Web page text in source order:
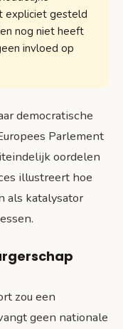
expliciet gesteld
nog niet heeft
invloed op
democratische
Parlement
oordelen
illustreert hoe
als katalysator
zou een
geen nationale